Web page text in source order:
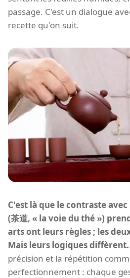
passage. C'est un dialogue
recette qu'on suit.
C'est là que le contraste
(茶道, « la voie du thé »)
arts ont leurs règles ; les
Mais leurs logiques diffèrent.
précision et la répétition
perfectionnement : chaque